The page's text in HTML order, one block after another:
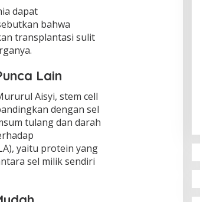
dapat
bahwa
transplantasi sulit
Lain
Aisyi, stem cell
dengan sel
tulang dan darah
yaitu protein yang
sel milik sendiri